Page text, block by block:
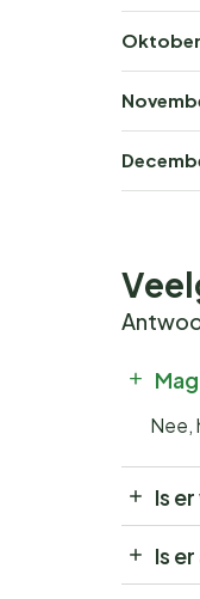
Oktober
Nee,
Is
Is